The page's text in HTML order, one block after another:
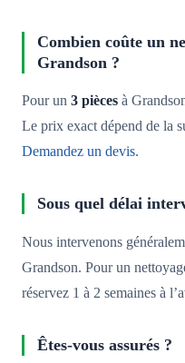
Combien coûte un
Grandson ?
Pour un 3 pièces à
Le prix exact dépend de la
Demandez un devis.
Sous quel délai
Nous intervenons
Grandson. Pour un
réservez 1 à 2 semaines à
Êtes-vous assurés ?